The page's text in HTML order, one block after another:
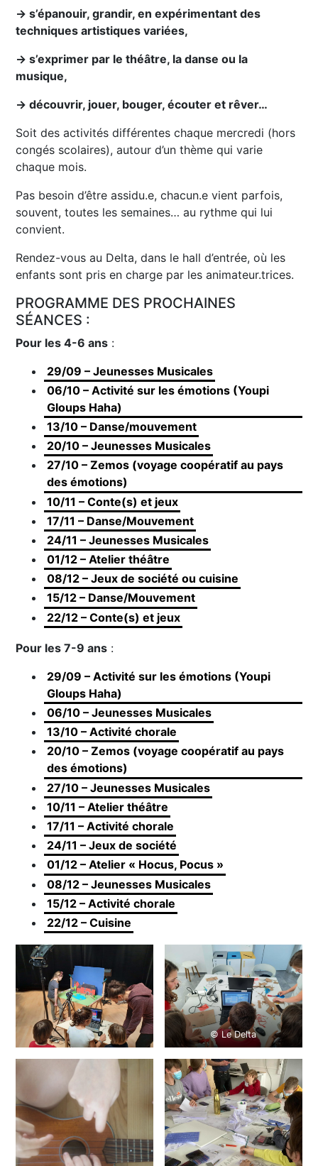
→ s’épanouir, grandir, en expérimentant des
techniques artistiques variées,
→ s’exprimer par le théâtre, la danse ou la
musique,
→ découvrir, jouer, bouger, écouter et rêver…
Soit des activités différentes chaque mercredi (hors
congés scolaires), autour d’un thème qui varie
chaque mois.
Pas besoin d’être assidu.e, chacun.e vient parfois,
souvent, toutes les semaines… au rythme qui lui
convient.
Rendez-vous au Delta, dans le hall d’entrée, où les
enfants sont pris en charge par les animateur.trices.
PROGRAMME DES PROCHAINES
SÉANCES :
Pour les 4-6 ans :
29/09 – Jeunesses Musicales
06/10 – Activité sur les émotions (Youpi
Gloups Haha)
13/10 – Danse/mouvement
20/10 – Jeunesses Musicales
27/10 – Zemos (voyage coopératif au pays
des émotions)
10/11 – Conte(s) et jeux
17/11 – Danse/Mouvement
24/11 – Jeunesses Musicales
01/12 – Atelier théâtre
08/12 – Jeux de société ou cuisine
15/12 – Danse/Mouvement
22/12 – Conte(s) et jeux
Pour les 7-9 ans :
29/09 – Activité sur les émotions (Youpi
Gloups Haha)
06/10 – Jeunesses Musicales
13/10 – Activité chorale
20/10 – Zemos (voyage coopératif au pays
des émotions)
27/10 – Jeunesses Musicales
10/11 – Atelier théâtre
17/11 – Activité chorale
24/11 – Jeux de société
01/12 – Atelier « Hocus, Pocus »
08/12 – Jeunesses Musicales
15/12 – Activité chorale
22/12 – Cuisine
© Le Delta